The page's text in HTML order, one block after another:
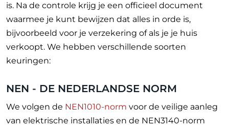
is. Na de controle krijg je een officieel document
waarmee je kunt bewijzen dat alles in orde is,
bijvoorbeeld voor je verzekering of als je je huis
verkoopt. We hebben verschillende soorten
keuringen:
NEN - DE NEDERLANDSE NORM
We volgen de NEN1010-norm voor de veilige aanleg
van elektrische installaties en de NEN3140-norm